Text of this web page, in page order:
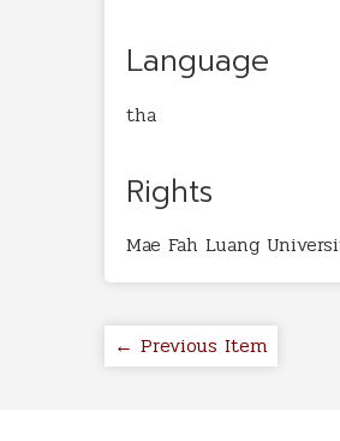
Language
tha
Rights
Mae Fah Luang
← Previous Item